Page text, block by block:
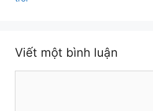
Viết một bình luận